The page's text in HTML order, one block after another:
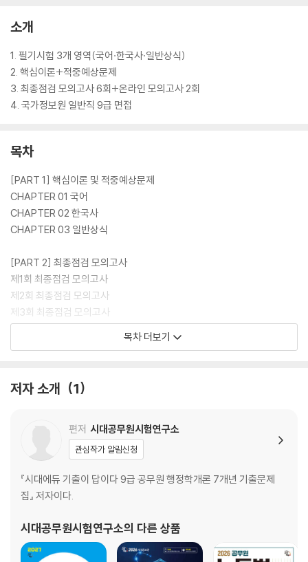
소개
1. 필기시험 3개 영역(국어·한국사·일반상식)
2. 핵심이론+적중예상문제
3. 최종점검 모의고사 6회+온라인 모의고사 2회
4. 국가정보원 일반직 9급 면접
목차
[PART 1] 핵심이론 및 적중예상문제
CHAPTER 01 국어
CHAPTER 02 한국사
CHAPTER 03 일반상식
[PART 2] 최종점검 모의고사
제1회 최종점검 모의고사
제2회 최종점검 모의고사
제3회 최종점검 모의고사
제4회 최종점검 모의고사
[PART 3] 면접
CHAPTER 02 국가정보원 일반직 9급 예상 질문
[별 책] 정답 및 해설
PART 1 핵심이론 및 적중예상문제
PART 2 최종점검 모의고사
목차 더보기
저자 소개 1
편저 시대공무원시험연구소
관심작가 알림신청
『시대에듀 기출이 답이다 9급 공무원 행정학개론 7개년 기출문제
집』 저자이다.
시대공무원시험연구소의 다른 상품